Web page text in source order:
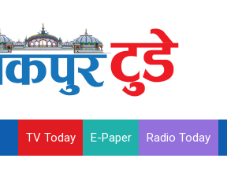
TV Today E-Paper Radio Today